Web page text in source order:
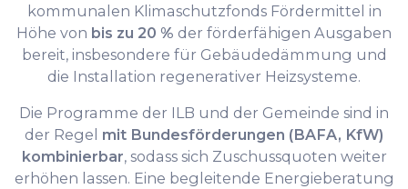
kommunalen Klimaschutzfonds Fördermittel in
Höhe von bis zu 20 % der förderfähigen Ausgaben
bereit, insbesondere für Gebäudedämmung und
die Installation regenerativer Heizsysteme.
Die Programme der ILB und der Gemeinde sind in
der Regel mit Bundesförderungen (BAFA, KfW)
kombinierbar, sodass sich Zuschussquoten weiter
erhöhen lassen. Eine begleitende Energieberatung